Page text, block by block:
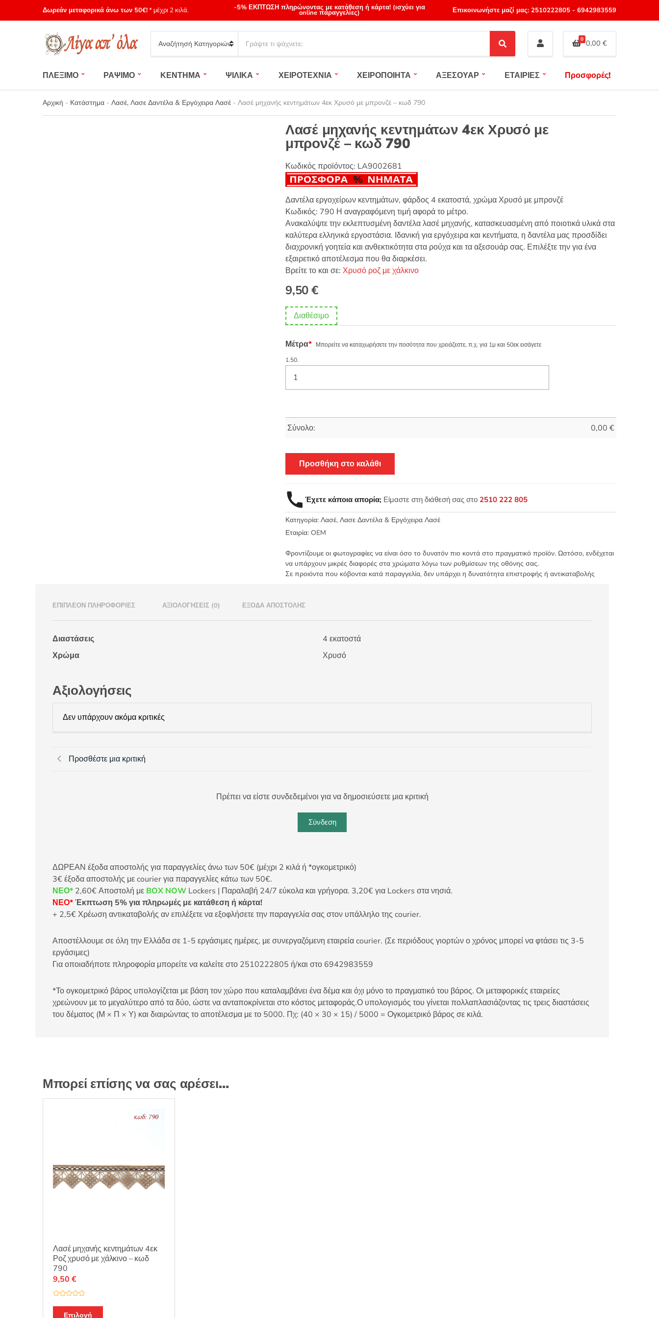
Δωρεάν μεταφορικά άνω των 50€!* μέχρι 2 κιλά. -5% ΕΚΠΤΩΣΗ πληρώνοντας με κατάθεση ή κάρτα! (ισχύει για
online παραγγελίες) Επικοινωνήστε μαζί μας: 2510222805- 6942983559
Category
name
a
c
h
p
S
e
c
0 0,00 €
ΠΛΕΞΙΜΟ ΡΑΨΙΜΟ ΚΕΝΤΗΜΑ ΨΙΛΙΚΑ ΧΕΙΡΟΤΕΧΝΙΑ ΧΕΙΡΟΠΟΙΗΤΑ ΑΞΕΣΟΥΑΡ ΕΤΑΙΡΙΕΣ Προσφορές!
Αρχική - Κατάστημα - Λασέ, Λασε Δαντέλα & Εργόχειρα Λασέ - Λασέ μηχανής κεντημάτων 4εκ Χρυσό με μπρονζέ – κωδ 790
Λασέ μηχανής κεντημάτων 4εκ Χρυσό με
μπρονζέ – κωδ 790
Κωδικός προϊόντος: LA9002681
Δαντέλα εργοχείρων κεντημάτων, φάρδος 4 εκατοστά, χρώμα Χρυσό με μπρονζέ
Κωδικός: 790 Η αναγραφόμενη τιμή αφορά το μέτρο.
Ανακαλύψτε την εκλεπτυσμένη δαντέλα λασέ μηχανής, κατασκευασμένη από ποιοτικά υλικά στα
καλύτερα ελληνικά εργοστάσια. Ιδανική για εργόχειρα και κεντήματα, η δαντέλα μας προσδίδει
διαχρονική γοητεία και ανθεκτικότητα στα ρούχα και τα αξεσουάρ σας. Επιλέξτε την για ένα
εξαιρετικό αποτέλεσμα που θα διαρκέσει.
Βρείτε το και σε: Χρυσό ροζ με χάλκινο
9,50€
Διαθέσιμο
Μέτρα* Μπορείτε να καταχωρήσετε την ποσότητα που χρειάζεστε, π.χ. για 1μ και 50εκ εισάγετε
1.50.
Σύνολο: 0,00 €
Προσθήκη στο καλάθι
Έχετε κάποια απορία; Είμαστε στη διάθεσή σας στο 2510 222 805
Κατηγορία: Λασέ, Λασε Δαντέλα & Εργόχειρα Λασέ
Εταιρία: OEM
Φροντίζουμε οι φωτογραφίες να είναι όσο το δυνατόν πιο κοντά στο πραγματικό προϊόν. Ωστόσο, ενδέχεται
να υπάρχουν μικρές διαφορές στα χρώματα λόγω των ρυθμίσεων της οθόνης σας.
Σε προιόντα που κόβονται κατά παραγγελία, δεν υπάρχει η δυνατότητα επιστροφής ή αντικαταβολής
ΕΠΙΠΛΈΟΝ ΠΛΗΡΟΦΟΡΊΕΣ ΑΞΙΟΛΟΓΉΣΕΙΣ (0) ΈΞΟΔΑ ΑΠΟΣΤΟΛΉΣ
Διαστάσεις
4 εκατοστά
Χρώμα
Χρυσό
Αξιολογήσεις
Δεν υπάρχουν ακόμα κριτικές
Προσθέστε μια κριτική
Πρέπει να είστε συνδεδεμένοι για να δημοσιεύσετε μια κριτική
Σύνδεση
ΔΩΡΕΑΝ έξοδα αποστολής για παραγγελίες άνω των 50€ (μέχρι 2 κιλά ή *ογκομετρικό)
3€ έξοδα αποστολής με courier για παραγγελίες κάτω των 50€.
ΝΕΟ* 2,60€ Αποστολή με BOX NOW Lockers | Παραλαβή 24/7 εύκολα και γρήγορα. 3,20€ για Lockers στα νησιά.
ΝΕΟ*Έκπτωση 5% για πληρωμές με κατάθεση ή κάρτα!
+ 2,5€ Χρέωση αντικαταβολής αν επιλέξετε να εξοφλήσετε την παραγγελία σας στον υπάλληλο της courier.
Αποστέλλουμε σε όλη την Ελλάδα σε 1-5 εργάσιμες ημέρες, με συνεργαζόμενη εταιρεία courier. (Σε περιόδους γιορτών ο χρόνος μπορεί να φτάσει τις 3-5
εργάσιμες)
Για οποιαδήποτε πληροφορία μπορείτε να καλείτε στο 2510222805 ή/και στο 6942983559
*Το ογκομετρικό βάρος υπολογίζεται με βάση τον χώρο που καταλαμβάνει ένα δέμα και όχι μόνο το πραγματικό του βάρος. Οι μεταφορικές εταιρείες
χρεώνουν με το μεγαλύτερο από τα δύο, ώστε να ανταποκρίνεται στο κόστος μεταφοράς.Ο υπολογισμός του γίνεται πολλαπλασιάζοντας τις τρεις διαστάσεις
του δέματος (Μ × Π × Υ) και διαιρώντας το αποτέλεσμα με το 5000. Πχ: (40 × 30 × 15) / 5000 = Ογκομετρικό βάρος σε κιλά.
Μπορεί επίσης να σας αρέσει…
Λασέ μηχανής κεντημάτων 4εκ
Ροζ χρυσό με χάλκινο – κωδ
790
α
9,50 €
Επιλογή